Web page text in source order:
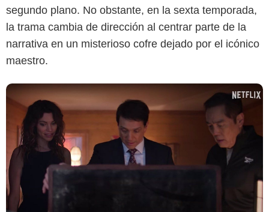
segundo plano. No obstante, en la sexta temporada,
la trama cambia de dirección al centrar parte de la
narrativa en un misterioso cofre dejado por el icónico
maestro.